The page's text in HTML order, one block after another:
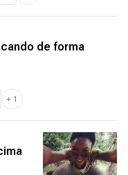
de forma
+ 1